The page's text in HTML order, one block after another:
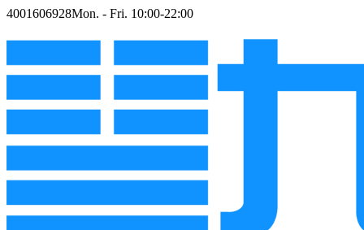
4001606928Mon. - Fri. 10:00-22:00